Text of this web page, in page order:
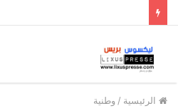
الرئيسية / وطنية